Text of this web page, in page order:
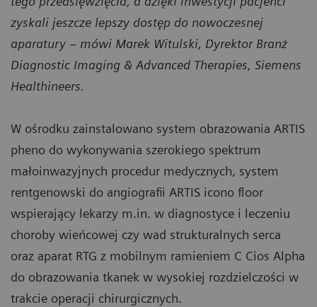
zyskali jeszcze lepszy dostęp do nowoczesnej
aparatury – mówi Marek Witulski, Dyrektor Branż
Diagnostic Imaging & Advanced Therapies, Siemens
Healthineers.
W ośrodku zainstalowano system obrazowania ARTIS
pheno do wykonywania szerokiego spektrum
małoinwazyjnych procedur medycznych, system
rentgenowski do angiografii ARTIS icono floor
wspierający lekarzy m.in. w diagnostyce i leczeniu
choroby wieńcowej czy wad strukturalnych serca
oraz aparat RTG z mobilnym ramieniem C Cios Alpha
do obrazowania tkanek w wysokiej rozdzielczości w
trakcie operacji chirurgicznych.